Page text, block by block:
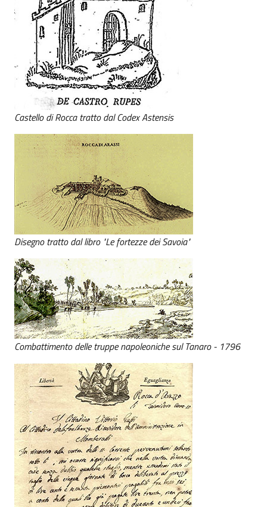
Castello di Rocca tratto dal Codex Astensis
Disegno tratto dal libro "Le fortezze dei Savoia"
Combattimento delle truppe napoleoniche sul Tanaro - 1796